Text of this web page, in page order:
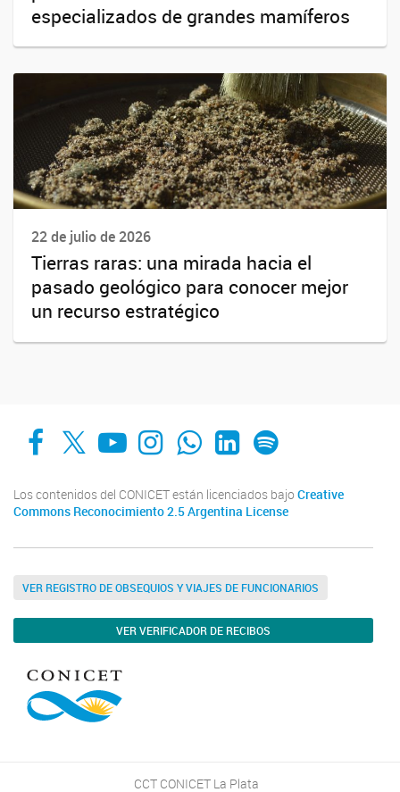
especializados de grandes mamíferos
22 de julio de 2026
Tierras raras: una mirada hacia el
pasado geológico para conocer mejor
un recurso estratégico
Facebook
X YouTube
Instagram
Whats AppLinkedIn
Spotify
Los contenidos del CONICET están licenciados bajo Creative
Commons Reconocimiento 2.5 Argentina License
VER REGISTRO DE OBSEQUIOS Y VIAJES DE FUNCIONARIOS
VER VERIFICADOR DE RECIBOS
CCT CONICET La Plata